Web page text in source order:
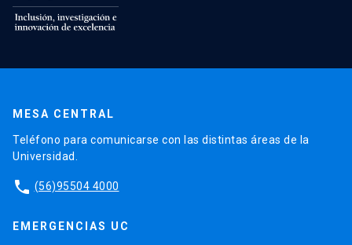
MESA CENTRAL
Teléfono para comunicarse con las distintas áreas de la
Universidad.
phone (56)95504 4000
EMERGENCIAS UC